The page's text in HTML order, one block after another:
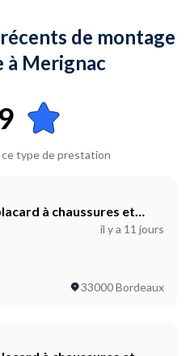
projet ?
de montage
à Merignac
type de prestation
à chaussures et
jardin à mettre suril y a 11 jours
33000 Bordeaux